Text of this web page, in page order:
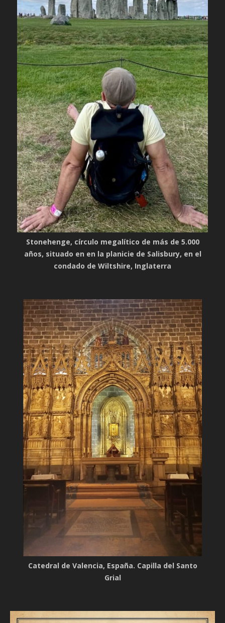
Stonehenge, círculo megalítico de más de 5.000
años, situado en en la planicie de Salisbury, en el
condado de Wiltshire, Inglaterra
Catedral de Valencia, España. Capilla del Santo
Grial